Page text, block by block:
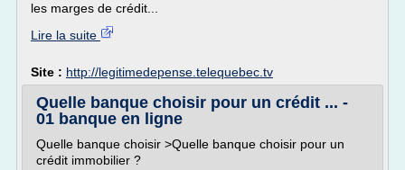
les marges de crédit...
Lire la suite
Site : http://legitimedepense.telequebec.tv
Quelle banque choisir pour un crédit ... -
01 banque en ligne
Quelle banque choisir >Quelle banque choisir pour un
crédit immobilier ?